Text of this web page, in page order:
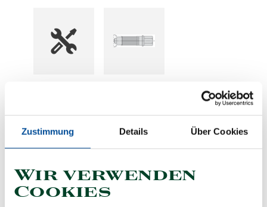
Zustimmung Details Über Cookies
Wir verwenden
Cookies
Produktbeschreibung